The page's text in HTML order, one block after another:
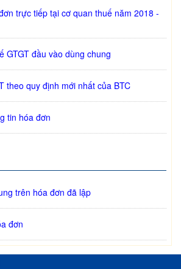
trực tiếp tại cơ quan thuế năm 2018 -
GTGT đầu vào dùng chung
theo quy định mới nhất của BTC
tin hóa đơn
trên hóa đơn đã lập
đơn